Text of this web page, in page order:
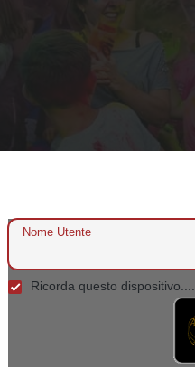
Nome Utente
Ricorda questo